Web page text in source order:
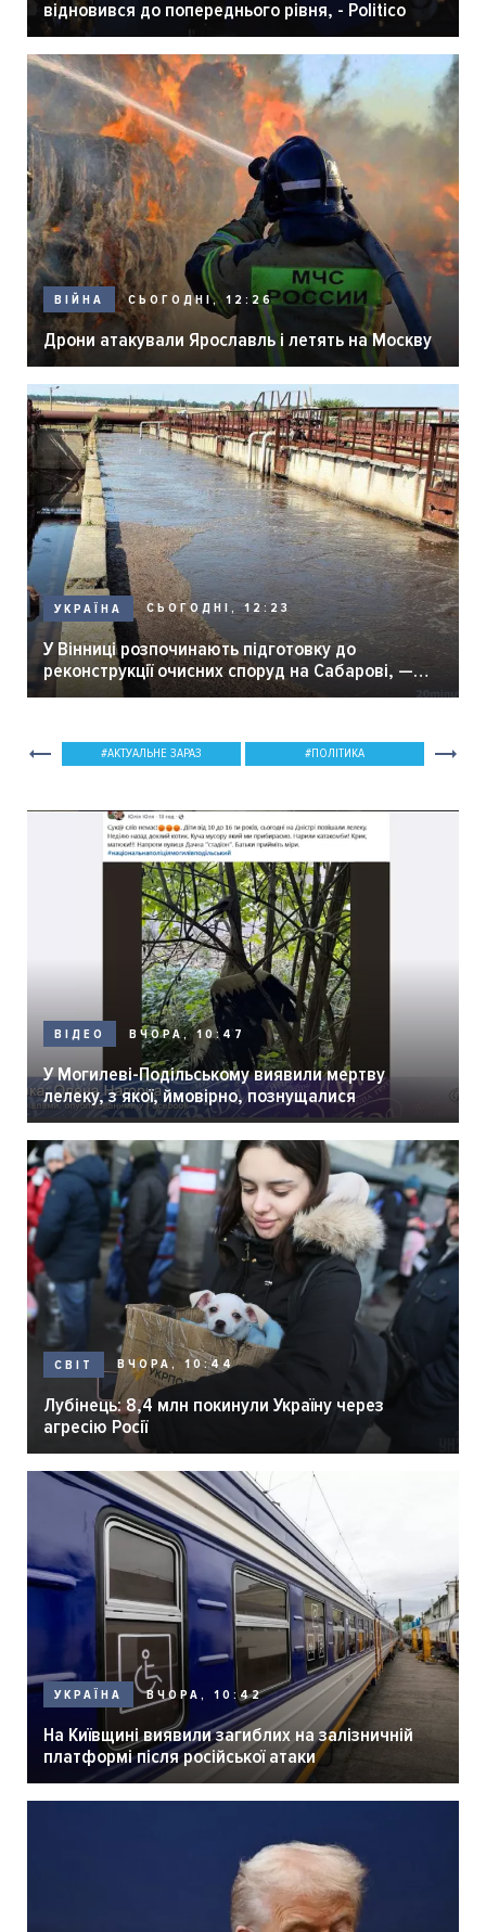
відновився до попереднього рівня, - Politico
ВІЙНА СЬОГОДНІ, 12:26
Дрони атакували Ярославль і летять на Москву
УКРАЇНА СЬОГОДНІ, 12:23
У Вінниці розпочинають підготовку до
реконструкції очисних споруд на Сабарові, —
мер Вінниці.
АКТУАЛЬНЕ ЗАРАЗ ПОЛІТИКА
ВІДЕО ВЧОРА, 10:47
У Могилеві-Подільському виявили мертву
лелеку, з якої, ймовірно, познущалися
СВІТ ВЧОРА, 10:44
Лубінець: 8,4 млн покинули Україну через
агресію Росії
УКРАЇНА ВЧОРА, 10:42
На Київщині виявили загиблих на залізничній
платформі після російської атаки